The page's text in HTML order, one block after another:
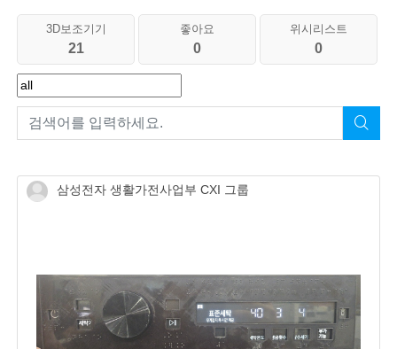
3D보조기기
21
좋아요
0
위시리스트
0
삼성전자 생활가전사업부 CXI 그룹